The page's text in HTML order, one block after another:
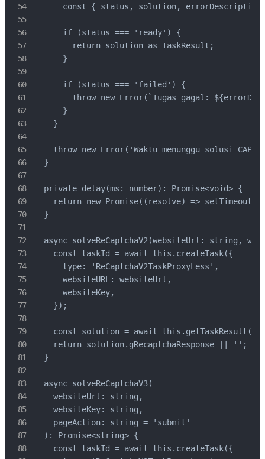
const { status, solution, errorDescription
      if (status === 'ready') {
        return solution as TaskResult;
      }
      if (status === 'failed') {
throw new Error(`Tugas gagal:
      }
    }
throw new Error('Waktu menunggu solusi
  }
  private delay(ms: number): Promise<void> {
return new Promise((resolve) =>
  }
async solveReCaptchaV2(websiteUrl: string,
    const taskId = await this.createTask({
      type: 'ReCaptchaV2TaskProxyLess',
      websiteURL: websiteUrl,
      websiteKey,
    });
const solution = await
    return solution.gRecaptchaResponse || '';
  }
  async solveReCaptchaV3(
    websiteUrl: string,
    websiteKey: string,
    pageAction: string = 'submit'
  ): Promise<string> {
    const taskId = await this.createTask({